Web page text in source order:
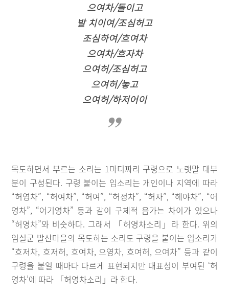
으여차/돌이고
발 치이여/조심허고
조심하여/흐여차
으여차/흐자차
으여허/조심허고
으여허/놓고
으여허/하저어이
목도하면서 부르는 소리는 1마디짜리 구령으로 노랫말 대부
분이 구성된다. 구령 붙이는 입소리는 개인이나 지역에 따라
“허영차”, “허여차”, “허여”, “허정차”, “허자”, “헤야차”, “어
영차”, “어기영차” 등과 같이 구체적 음가는 차이가 있으나
“허영차”와 비슷하다. 그래서 「허영차소리」라 한다. 위의
임실군 발산마을의 목도하는 소리도 구령을 붙이는 입소리가
“흐저차, 흐저허, 흐여차, 으영차, 흐여허, 으여차” 등과 같이
구령을 붙일 때마다 다르게 표현되지만 대표성이 부여된 ‘허
영차’에 따라 「허영차소리」라 한다.